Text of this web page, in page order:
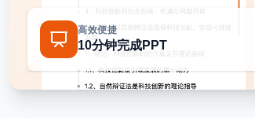
高效便捷
10分钟完成PPT